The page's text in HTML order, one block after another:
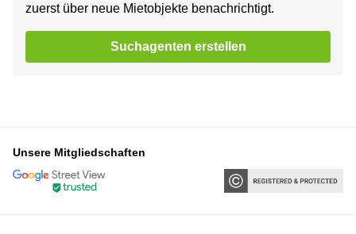
zuerst über neue Mietobjekte benachrichtigt.
Suchagenten erstellen
Unsere Mitgliedschaften